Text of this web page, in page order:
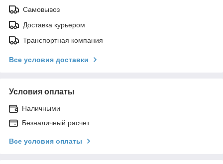
Самовывоз
Доставка курьером
Транспортная компания
Все условия доставки
Условия оплаты
Наличными
Безналичный расчет
Все условия оплаты